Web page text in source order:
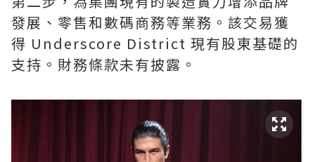
發展、零售和數碼商務等業務。該交易獲
得 Underscore District 現有股東基礎的
支持。財務條款未有披露。